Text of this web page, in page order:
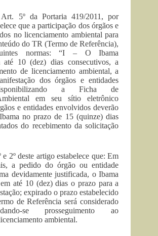
5º da Portaria 419/2011, por
que a participação dos órgãos e
no licenciamento ambiental para
do TR (Termo de Referência),
normas: “I – O Ibama
até 10 (dez) dias consecutivos, a
de licenciamento ambiental, a
dos órgãos e entidades
a Ficha de
em seu sítio eletrônico
e entidades envolvidos deverão
no prazo de 15 (quinze) dias
do recebimento da solicitação
e 2º deste artigo estabelece que: Em
a pedido do órgão ou entidade
devidamente justificada, o Ibama
até 10 (dez) dias o prazo para a
expirado o prazo estabelecido
de Referência será considerado
se prosseguimento ao
ambiental.